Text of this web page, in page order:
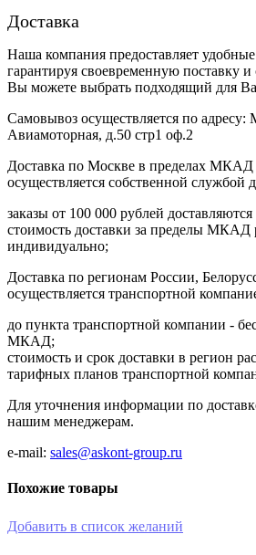
Доставка
Наша компания предоставляет
гарантируя своевременную поставку и
Вы можете выбрать подходящий для
Самовывоз осуществляется по адресу:
Авиамоторная, д.50 стр1 оф.2
Доставка по Москве в пределах МКАД
осуществляется собственной службой
заказы от 100 000 рублей доставляются
cтоимость доставки за пределы МКАД
индивидуально;
Доставка по регионам России,
осуществляется транспортной
до пункта транспортной компании -
МКАД;
стоимость и срок доставки в регион
тарифных планов транспортной
Для уточнения информации по
нашим менеджерам.
e-mail: sales@askont-group.ru
Похожие товары
Добавить в список желаний